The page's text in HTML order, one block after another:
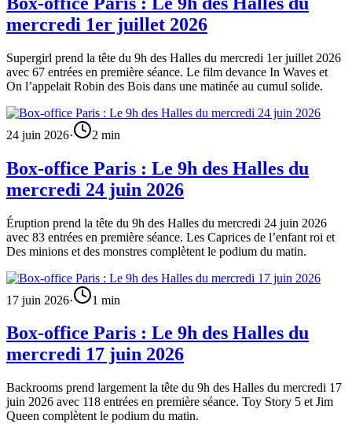
mercredi 1er juillet 2026
Supergirl prend la tête du 9h des Halles du mercredi 1er juillet 2026
avec 67 entrées en première séance. Le film devance In Waves et
On l’appelait Robin des Bois dans une matinée au cumul solide.
24 juin 2026· 2 min
Box-office Paris : Le 9h des Halles du
mercredi 24 juin 2026
Éruption prend la tête du 9h des Halles du mercredi 24 juin 2026
avec 83 entrées en première séance. Les Caprices de l’enfant roi et
Des minions et des monstres complètent le podium du matin.
17 juin 2026· 1 min
Box-office Paris : Le 9h des Halles du
mercredi 17 juin 2026
Backrooms prend largement la tête du 9h des Halles du mercredi 17
juin 2026 avec 118 entrées en première séance. Toy Story 5 et Jim
Queen complètent le podium du matin.